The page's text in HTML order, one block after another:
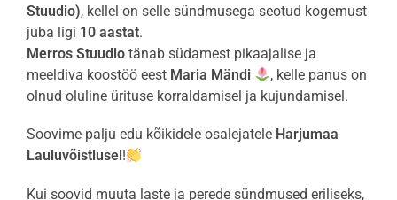
Stuudio), kellel on selle sündmusega seotud kogemust
juba ligi 10 aastat.
Merros Stuudio tänab südamest pikaajalise ja
meeldiva koostöö eest Maria Mändi
, kelle panus on
olnud oluline ürituse korraldamisel ja kujundamisel.
Soovime palju edu kõikidele osalejatele Harjumaa
Lauluvõistlusel !
Kui soovid muuta laste ja perede sündmused eriliseks,